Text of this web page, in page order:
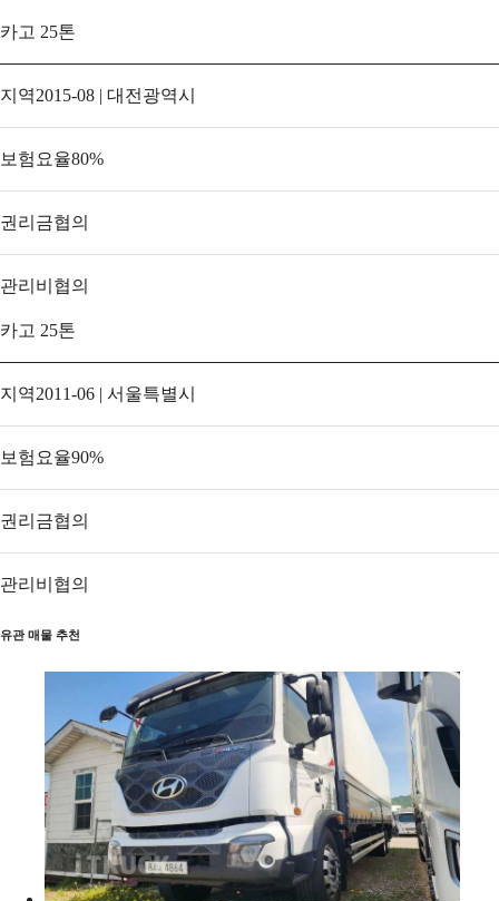
카고 25톤
지역2015-08 | 대전광역시
보험요율80%
권리금협의
관리비 협의
카고 25톤
지역2011-06 | 서울특별시
보험요율90%
권리금협의
관리비 협의
유관 매물 추천